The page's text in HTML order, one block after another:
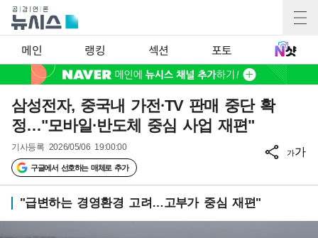
메인 랭킹 섹션 포토
삼성전자, 중국내 가전·TV 판매 중단 확
정…"모바일·반도체 중심 사업 재편"
기사등록 2026/05/06 19:00:00
구글에서 선호하는 매체로 추가
가가
"급변하는 경영환경 고려…고부가 중심 재편"